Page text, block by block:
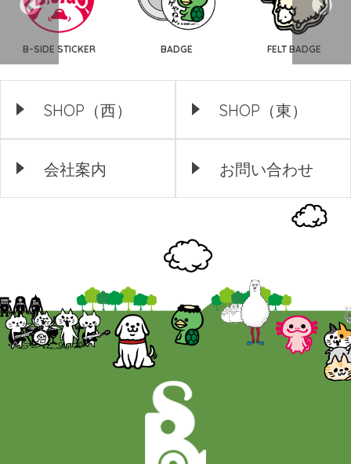
B-SIDE STICKER BADGE FELT BADGE
SHOP（西） SHOP（東）
会社案内 お問い合わせ